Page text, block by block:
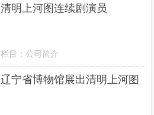
清明上河图连续剧演员
栏目：公司简介
辽宁省博物馆展出清明上河图